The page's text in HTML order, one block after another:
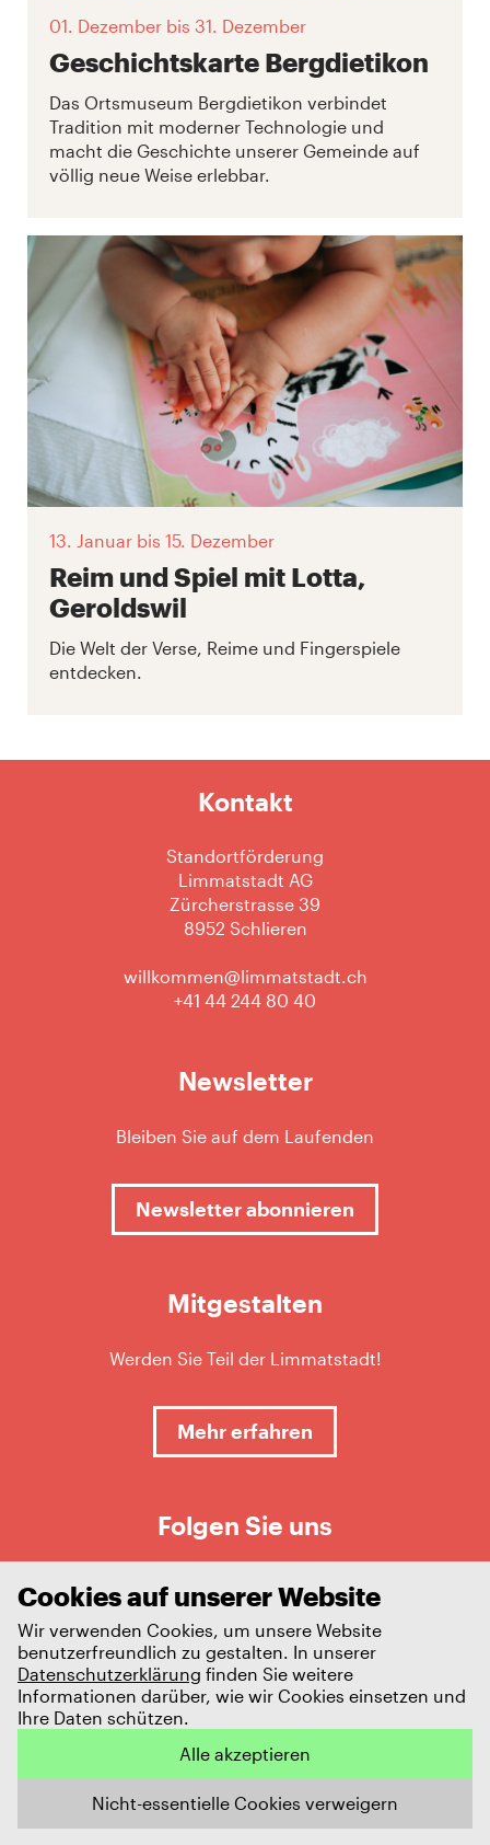
01. Dezember bis 31. Dezember
Geschichtskarte Bergdietikon
Das Ortsmuseum Bergdietikon verbindet
Tradition mit moderner Technologie und
macht die Geschichte unserer Gemeinde auf
völlig neue Weise erlebbar.
13. Januar bis 15. Dezember
Reim und Spiel mit Lotta,
Geroldswil
Die Welt der Verse, Reime und Fingerspiele
entdecken.
Kontakt
Standortförderung
Limmatstadt AG
Zürcherstrasse 39
8952 Schlieren
willkommen@limmatstadt.ch
+41 44 244 80 40
Newsletter
Bleiben Sie auf dem Laufenden
Newsletter abonnieren
Mitgestalten
Werden Sie Teil der Limmatstadt!
Mehr erfahren
Folgen Sie uns
© 2026 Limmatstadt AG
Cookies auf unserer Website
Wir verwenden Cookies, um unsere Website
benutzerfreundlich zu gestalten. In unserer
Datenschutzerklärung finden Sie weitere
Informationen darüber, wie wir Cookies einsetzen und
Ihre Daten schützen.
Alle akzeptieren
Nicht-essentielle Cookies verweigern